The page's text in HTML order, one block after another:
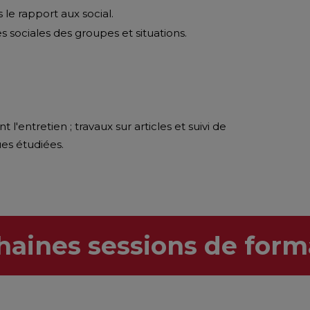
rapport aux social.
sociales des groupes et situations.
l'entretien ; travaux sur articles et suivi de
étudiées.
sessions de